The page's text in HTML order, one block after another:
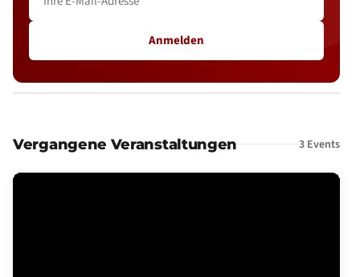
Anmelden
Vergangene Veranstaltungen 3 Events